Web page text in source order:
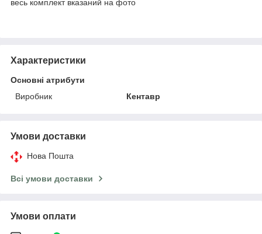
весь комплект вказаний на фото
Характеристики
Основні атрибути
Виробник
Кентавр
Умови доставки
Нова Пошта
Всі умови доставки
Умови оплати